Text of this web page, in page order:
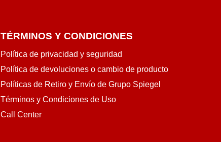
TÉRMINOS Y CONDICIONES
Política de privacidad y seguridad
Política de devoluciones o cambio de producto
Políticas de Retiro y Envío de Grupo Spiegel
Términos y Condiciones de Uso
Call Center